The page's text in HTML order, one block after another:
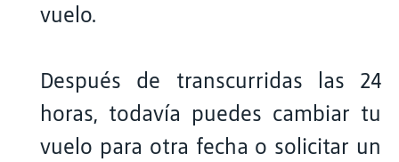
vuelo.
Después de transcurridas las 24
horas, todavía puedes cambiar tu
vuelo para otra fecha o solicitar un